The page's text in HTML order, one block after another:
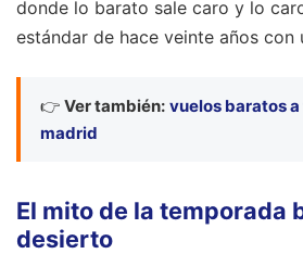
donde lo barato sale caro y lo
estándar de hace veinte años con
👉 Ver también: vuelos baratos
madrid
El mito de la temporada
desierto